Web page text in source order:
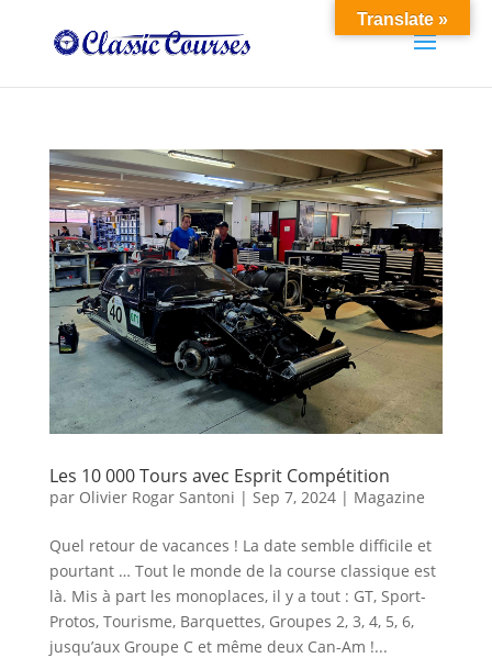
Les 10 000 Tours avec Esprit Compétition
par Olivier Rogar Santoni | Sep 7, 2024| Magazine
Quel retour de vacances ! La date semble difficile et
pourtant … Tout le monde de la course classique est
là. Mis à part les monoplaces, il y a tout : GT, Sport-
Protos, Tourisme, Barquettes, Groupes 2, 3, 4, 5, 6,
jusqu’aux Groupe C et même deux Can-Am !...
Translate »